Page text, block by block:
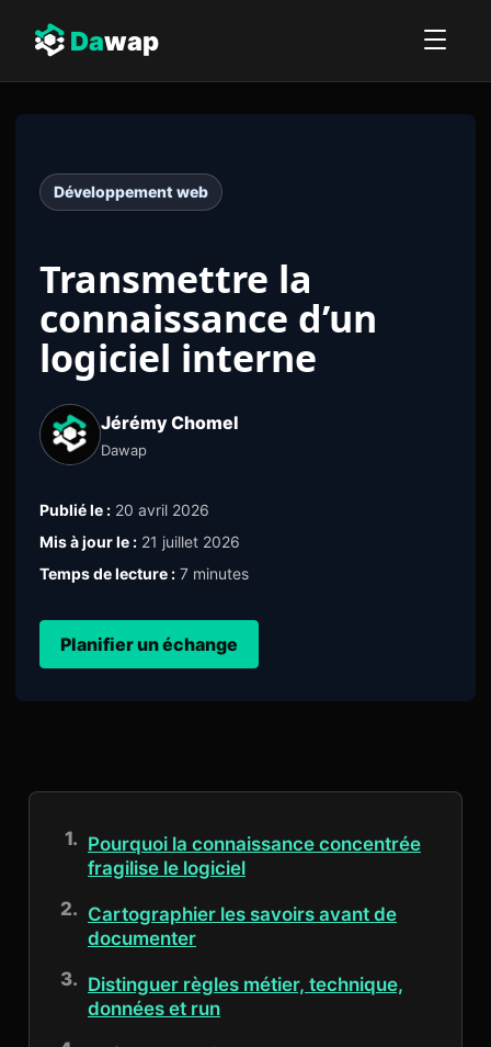
Dawap
Développement web
Transmettre la
connaissance d’un
logiciel interne
Jérémy Chomel
Dawap
Publié le : 20 avril 2026
Mis à jour le : 21 juillet 2026
Temps de lecture : 7 minutes
Planifier un échange
Pourquoi la connaissance concentrée
fragilise le logiciel
Cartographier les savoirs avant de
documenter
Distinguer règles métier, technique,
données et run